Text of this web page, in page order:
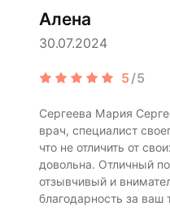
Алена
30.07.2024
5/5
Сергеева Мария
врач, специалист
что не отличить от
довольна. Отличный
отзывчивый и
благодарность за ваш